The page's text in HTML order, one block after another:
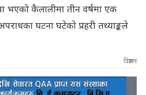
भएको कैलालीमा तीन वर्षमा एक
घटना घटेको प्रहरी तथ्याङ्कले
विज्ञापन